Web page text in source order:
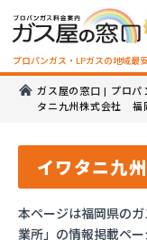
プロパンガス・LPガスの地域最
ガス屋の窓口 | プロパ
タニ九州株式会社 福
イワタニ九
本ページは福岡県の
業所」の情報掲載ペ